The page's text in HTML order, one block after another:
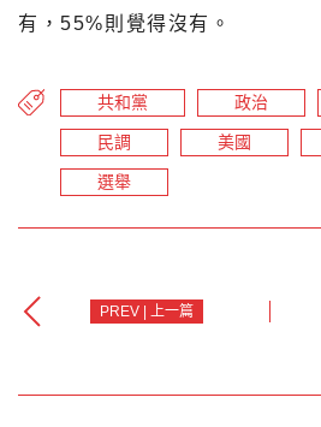
有，55%則覺得沒有。
共和黨 政治
民調 美國
選舉
PREV | 上一篇